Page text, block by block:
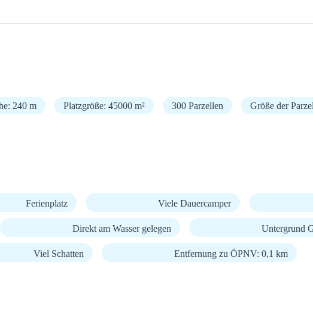
240 m Platzgröße: 45000 m² 300 Parzellen Größe der
Ferienplatz Viele Dauercamper
Direkt am Wasser gelegen Untergrund
Viel Schatten Entfernung zu ÖPNV: 0,1 km